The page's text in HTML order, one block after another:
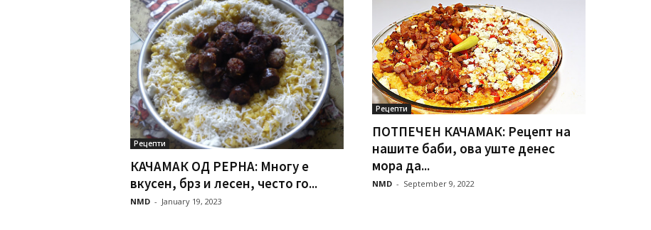
Рецепти
КАЧАМАК ОД РЕРНА: Многу е
вкусен, брз и лесен, често го...
NMD - January 19, 2023
Рецепти
ПОТПЕЧЕН КАЧАМАК: Рецепт на
нашите баби, ова уште денес
мора да...
NMD - September 9, 2022